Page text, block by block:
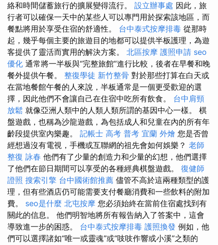
絡和時間儲蓄旅行的擴展變得流行。 設立辦事處 因此，旅
行者可以確保一天中的某些人可以專門用於探索該地區，而
餐點將用於享受住宿的舒適性。 台中泰式按摩排毒 從那時
起，幾乎每個主要的旅遊目的地都可以提供半板護理，為遊
客提供了靈活而實用的解決方案。 北區按摩 護照申請 seo
優化 通常將一半板與“完整旅館”進行比較，後者在早餐和晚
餐外提供午餐。 整復學徒 新竹整骨 對於那些打算在白天或
在當地餐館午餐的人來說，半板通常是一個更受歡迎的選
擇，因此他們不會讓自己在住宿中吃所有飲食。 台中肩頸
放鬆 就像亞洲人類中的人類人類所謂的基因中心一樣。 棋
盤遊戲，也稱為沙龍遊戲，為包括成人和兒童在內的所有年
齡段提供室內樂趣。 記帳士 高考 普考 宜蘭 外燴 您是否曾
經想過沒有電視，手機或互聯網的祖先會如何娛樂？ 老師
整復 詠春 他們有了少量的創造力和少量的幻想，他們選擇
了他們在節日期間可以享受的各種經典棋盤遊戲。 復健師
證照 搜索引擎 台中國術館推薦 儘管不高於這兩種類型的護
理，但有些酒店仍可能需要支付餐廳消費和一些飲料的附加
費。 seo是什麼 北屯按摩 您必須始終在當前住宿處找到有
關此的信息。 他們明智地將所有報告納入了答案中，這會
導致進一步的困惑。 台中泰式按摩排毒 護照換發 例如，他
們可以選擇諸如“唯一或靈魂”或“吱吱作響或小溪”之類的